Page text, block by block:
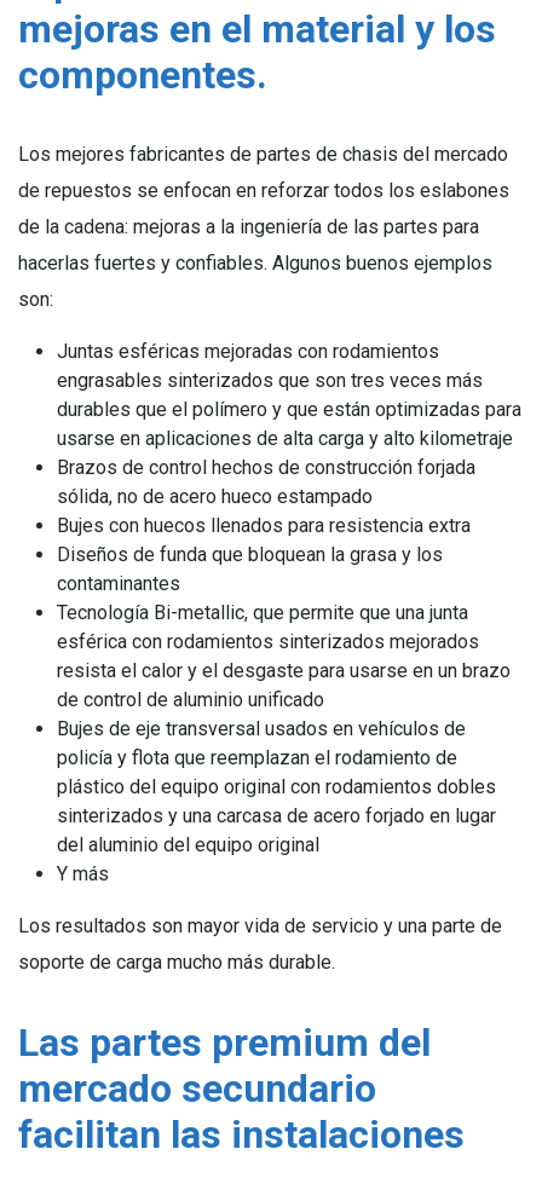
mejoras en el material y los
componentes.
Los mejores fabricantes de partes de chasis del mercado
de repuestos se enfocan en reforzar todos los eslabones
de la cadena: mejoras a la ingeniería de las partes para
hacerlas fuertes y confiables. Algunos buenos ejemplos
son:
Juntas esféricas mejoradas con rodamientos
engrasables sinterizados que son tres veces más
durables que el polímero y que están optimizadas para
usarse en aplicaciones de alta carga y alto kilometraje
Brazos de control hechos de construcción forjada
sólida, no de acero hueco estampado
Bujes con huecos llenados para resistencia extra
Diseños de funda que bloquean la grasa y los
contaminantes
Tecnología Bi-metallic, que permite que una junta
esférica con rodamientos sinterizados mejorados
resista el calor y el desgaste para usarse en un brazo
de control de aluminio unificado
Bujes de eje transversal usados en vehículos de
policía y flota que reemplazan el rodamiento de
plástico del equipo original con rodamientos dobles
sinterizados y una carcasa de acero forjado en lugar
del aluminio del equipo original
Y más
Los resultados son mayor vida de servicio y una parte de
soporte de carga mucho más durable.
Las partes premium del
mercado secundario
facilitan las instalaciones